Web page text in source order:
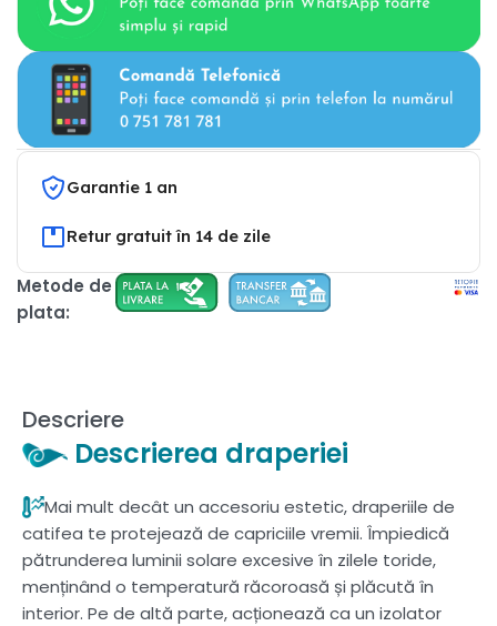
Garantie 1 an
Retur gratuit în 14 de zile
Metode de
plata:
Descriere
Descrierea draperiei
Mai mult decât un accesoriu estetic, draperiile de
catifea te protejează de capriciile vremii. Împiedică
pătrunderea luminii solare excesive în zilele toride,
menținând o temperatură răcoroasă și plăcută în
interior. Pe de altă parte, acționează ca un izolator